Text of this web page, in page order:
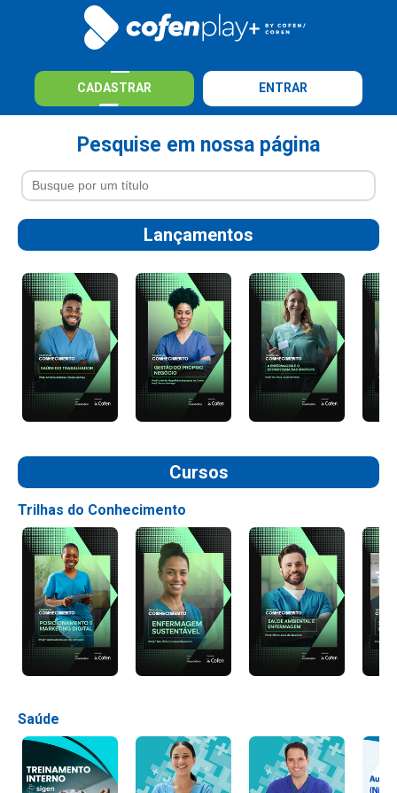
CADASTRAR ENTRAR
Pesquise em nossa página
Lançamentos
Cursos
Trilhas do Conhecimento
Saúde